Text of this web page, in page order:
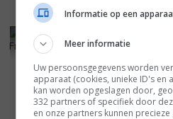
5,3
Frankie Go Boom (2012)
Informatie op een
Meer informatie
Uw persoonsgegevens worden
apparaat (cookies, unieke ID's en
kan worden opgeslagen door,
332 partners of specifiek door
en onze partners kunnen